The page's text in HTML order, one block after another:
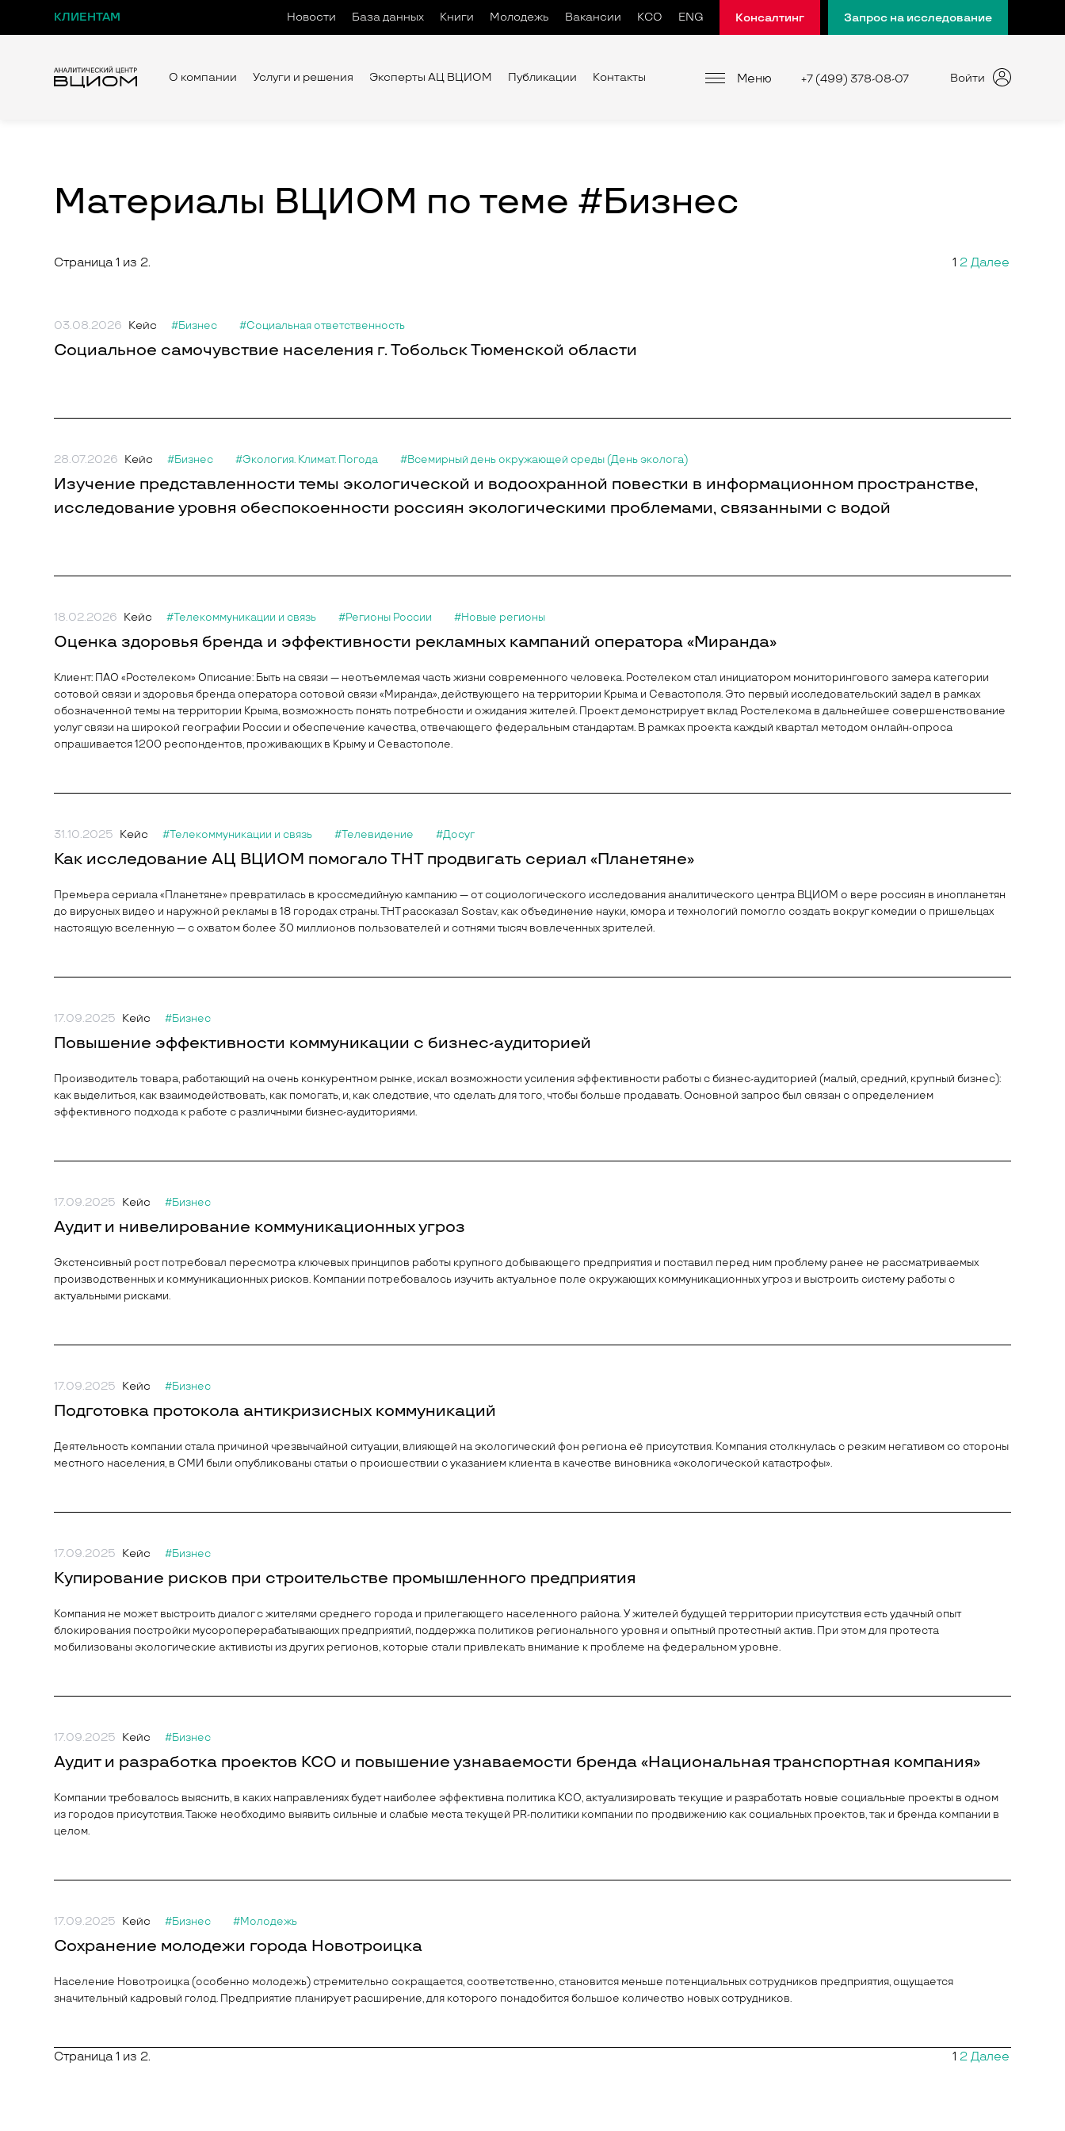
КЛИЕНТАМ Новости База данных Книги Молодежь Вакансии КСО ENG Консалтинг Запрос на исследование
О компании Услуги и решения Эксперты АЦ ВЦИОМ Публикации Контакты Меню +7 (499) 378-08-07 Войти
Материалы ВЦИОМ по теме #Бизнес
Страница 1 из 2. 1 2 Далее
03.08.2026 Кейс #Бизнес #Социальная ответственность
Социальное самочувствие населения г. Тобольск Тюменской области
28.07.2026 Кейс #Бизнес #Экология. Климат. Погода #Всемирный день окружающей среды (День эколога)
Изучение представленности темы экологической и водоохранной повестки в информационном пространстве,
исследование уровня обеспокоенности россиян экологическими проблемами, связанными с водой
18.02.2026 Кейс #Телекоммуникации и связь #Регионы России #Новые регионы
Оценка здоровья бренда и эффективности рекламных кампаний оператора «Миранда»
Клиент: ПАО «Ростелеком» Описание: Быть на связи — неотъемлемая часть жизни современного человека. Ростелеком стал инициатором мониторингового замера категории
сотовой связи и здоровья бренда оператора сотовой связи «Миранда», действующего на территории Крыма и Севастополя. Это первый исследовательский задел в рамках
обозначенной темы на территории Крыма, возможность понять потребности и ожидания жителей. Проект демонстрирует вклад Ростелекома в дальнейшее совершенствование
услуг связи на широкой географии России и обеспечение качества, отвечающего федеральным стандартам. В рамках проекта каждый квартал методом онлайн-опроса
опрашивается 1200 респондентов, проживающих в Крыму и Севастополе.
31.10.2025 Кейс #Телекоммуникации и связь #Телевидение #Досуг
Как исследование АЦ ВЦИОМ помогало ТНТ продвигать сериал «Планетяне»
Премьера сериала «Планетяне» превратилась в кроссмедийную кампанию — от социологического исследования аналитического центра ВЦИОМ о вере россиян в инопланетян
до вирусных видео и наружной рекламы в 18 городах страны. ТНТ рассказал Sostav, как объединение науки, юмора и технологий помогло создать вокруг комедии о пришельцах
настоящую вселенную — с охватом более 30 миллионов пользователей и сотнями тысяч вовлеченных зрителей.
17.09.2025 Кейс #Бизнес
Повышение эффективности коммуникации с бизнес-аудиторией
Производитель товара, работающий на очень конкурентном рынке, искал возможности усиления эффективности работы с бизнес-аудиторией (малый, средний, крупный бизнес):
как выделиться, как взаимодействовать, как помогать, и, как следствие, что сделать для того, чтобы больше продавать. Основной запрос был связан с определением
эффективного подхода к работе с различными бизнес-аудиториями.
17.09.2025 Кейс #Бизнес
Аудит и нивелирование коммуникационных угроз
Экстенсивный рост потребовал пересмотра ключевых принципов работы крупного добывающего предприятия и поставил перед ним проблему ранее не рассматриваемых
производственных и коммуникационных рисков. Компании потребовалось изучить актуальное поле окружающих коммуникационных угроз и выстроить систему работы с
актуальными рисками.
17.09.2025 Кейс #Бизнес
Подготовка протокола антикризисных коммуникаций
Деятельность компании стала причиной чрезвычайной ситуации, влияющей на экологический фон региона её присутствия. Компания столкнулась с резким негативом со стороны
местного населения, в СМИ были опубликованы статьи о происшествии с указанием клиента в качестве виновника «экологической катастрофы».
17.09.2025 Кейс #Бизнес
Купирование рисков при строительстве промышленного предприятия
Компания не может выстроить диалог с жителями среднего города и прилегающего населенного района. У жителей будущей территории присутствия есть удачный опыт
блокирования постройки мусороперерабатывающих предприятий, поддержка политиков регионального уровня и опытный протестный актив. При этом для протеста
мобилизованы экологические активисты из других регионов, которые стали привлекать внимание к проблеме на федеральном уровне.
17.09.2025 Кейс #Бизнес
Аудит и разработка проектов КСО и повышение узнаваемости бренда «Национальная транспортная компания»
Компании требовалось выяснить, в каких направлениях будет наиболее эффективна политика КСО, актуализировать текущие и разработать новые социальные проекты в одном
из городов присутствия. Также необходимо выявить сильные и слабые места текущей PR-политики компании по продвижению как социальных проектов, так и бренда компании в
целом.
17.09.2025 Кейс #Бизнес #Молодежь
Сохранение молодежи города Новотроицка
Население Новотроицка (особенно молодежь) стремительно сокращается, соответственно, становится меньше потенциальных сотрудников предприятия, ощущается
значительный кадровый голод. Предприятие планирует расширение, для которого понадобится большое количество новых сотрудников.
Страница 1 из 2. 1 2 Далее